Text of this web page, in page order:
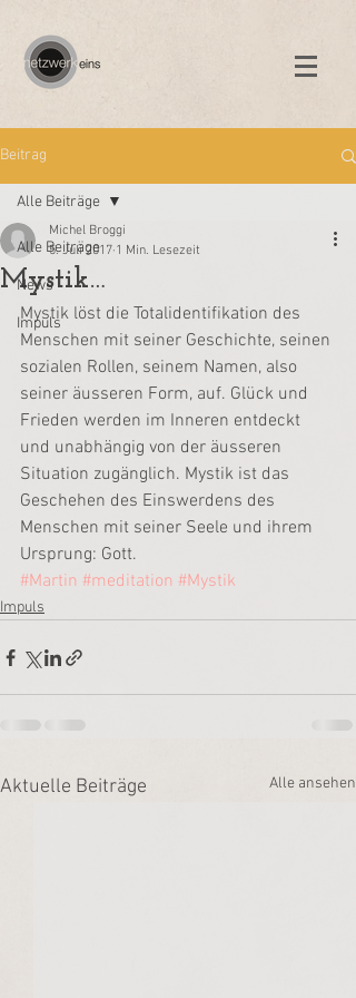
Beitrag
Alle Beiträge
News
Impuls
Alle Beiträge
Mystik…
Michel Broggi
5. Juli 2017 1 Min. Lesezeit
Mystik löst die Totalidentifikation des
Menschen mit seiner Geschichte, seinen
sozialen Rollen, seinem Namen, also
seiner äusseren Form, auf. Glück und
Frieden werden im Inneren entdeckt
und unabhängig von der äusseren
Situation zugänglich. Mystik ist das
Geschehen des Einswerdens des
Menschen mit seiner Seele und ihrem
Ursprung: Gott.
#Martin #meditation #Mystik
Impuls
Aktuelle Beiträge Alle ansehen